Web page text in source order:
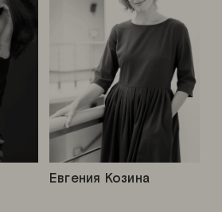
Евгения Козина